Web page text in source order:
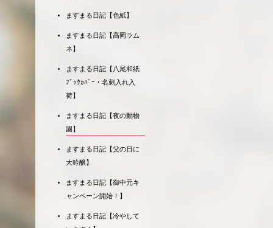
ますまる日記【色紙】
ますまる日記【高岡ラム
ネ】
ますまる日記【八尾和紙
ﾌﾞｯｸｶﾊﾞｰ・名刺入れ入
荷】
ますまる日記【夜の動物
園】
ますまる日記【父の日に
大吟醸】
ますまる日記【御中元キ
ャンペーン開始！】
ますまる日記【冷やして